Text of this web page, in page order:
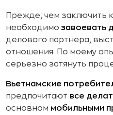
Прежде, чем заключить
необходимо завоевать
делового партнера,
отношения. По моему
серьезно затянуть
Вьетнамские
предпочитают все
основном мобильными